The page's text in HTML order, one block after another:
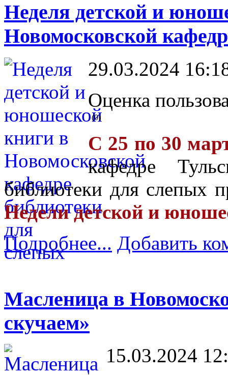
Неделя детской и
Новомосковской
29.03.2024
Оценка
(0)
С 25 по 30
кафедре
библиотеки для слепых
Недели детской и
Подробнее... Добавить
Масленица в
скучаем»
15.03.2024